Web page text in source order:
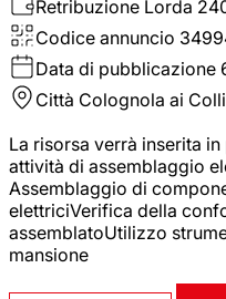
Retribuzione Lorda
Codice annuncio
Data di pubblicazione
Città Colognola ai Colli
La risorsa verrà inserita
attività di assemblaggio
Assemblaggio di
elettriciVerifica della
assemblatoUtilizzo
mansione